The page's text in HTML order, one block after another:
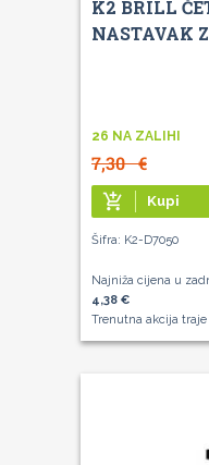
K2 BRILL
NASTAVAK
26 NA ZALIHI
7,30€
add_shopping_cart Kupi
Šifra: K2-D7050
Najniža cijena u
4,38 €
Trenutna akcija traje